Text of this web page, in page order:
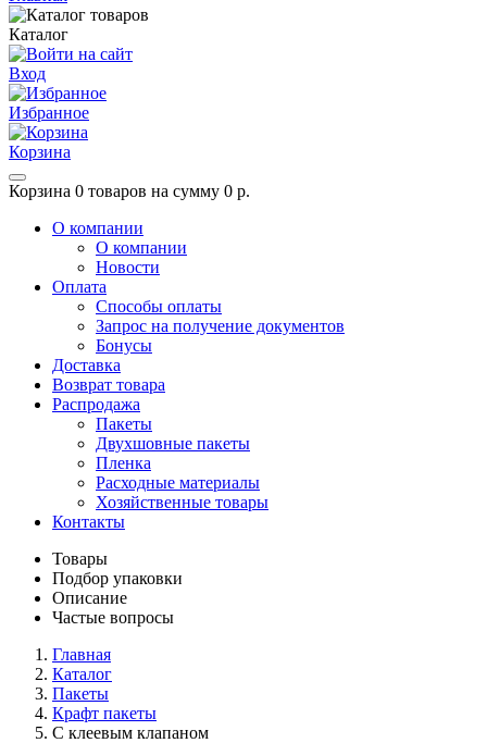
Каталог
Вход
Избранное
Корзина
Корзина 0 товаров на сумму 0 р.
О компании
О компании
Новости
Оплата
Способы оплаты
Запрос на получение документов
Бонусы
Доставка
Возврат товара
Распродажа
Пакеты
Двухшовные пакеты
Пленка
Расходные материалы
Хозяйственные товары
Контакты
Товары
Подбор упаковки
Описание
Частые вопросы
Главная
Каталог
Пакеты
Крафт пакеты
С клеевым клапаном